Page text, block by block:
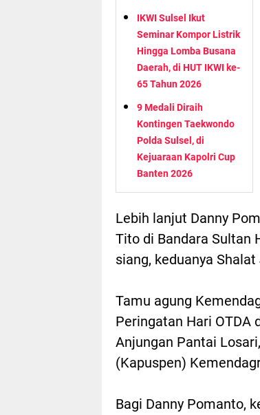
IKWI Sulsel Ikut
Seminar Kompor Listrik
Hingga Lomba Busana
Daerah, di HUT IKWI ke-
65 Tahun 2026
9 Medali Diraih
Kontingen Taekwondo
Polda Sulsel, di
Kejuaraan Kapolri Cup
Banten 2026
Lebih lanjut Danny
Tito di Bandara Sultan
siang, keduanya
Tamu agung
Peringatan Hari OTDA
Anjungan Pantai
(Kapuspen)
Bagi Danny Pomanto,